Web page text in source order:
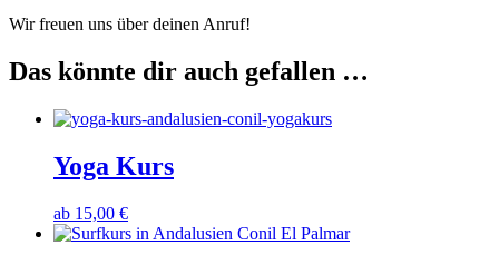
Wir freuen uns über deinen Anruf!
Das könnte dir auch gefallen …
Yoga Kurs
ab 15,00 €